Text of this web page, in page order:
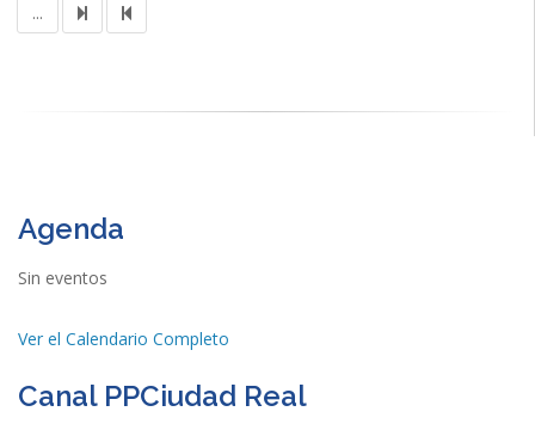
...
Agenda
Sin eventos
Ver el Calendario Completo
Canal PPCiudad Real